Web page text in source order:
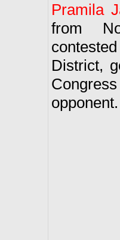
Pramila
from
District,
opponent.